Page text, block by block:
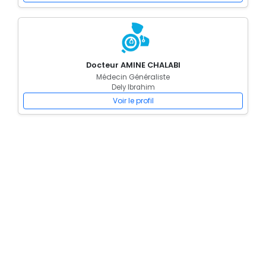
Docteur AMINE CHALABI
Médecin Généraliste
Dely Ibrahim
Voir le profil